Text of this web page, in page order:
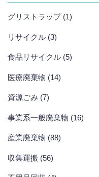
グリストラップ (1)
リサイクル (3)
食品リサイクル (5)
医療廃棄物 (14)
資源ごみ (7)
事業系一般廃棄物 (16)
産業廃棄物 (88)
収集運搬 (56)